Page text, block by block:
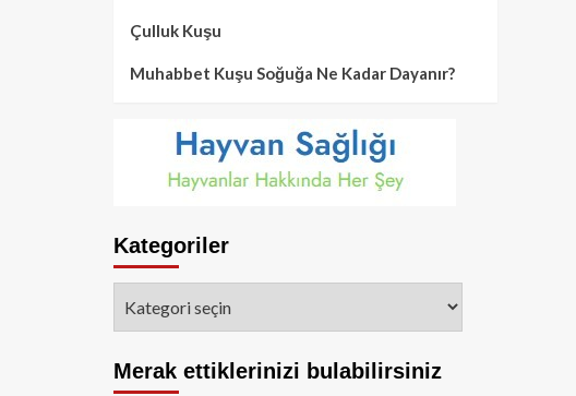
Çulluk Kuşu
Muhabbet Kuşu Soğuğa Ne Kadar Dayanır?
Kategoriler
Merak ettiklerinizi bulabilirsiniz